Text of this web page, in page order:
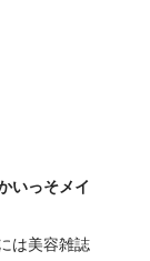
いっそメイ
は美容雑誌